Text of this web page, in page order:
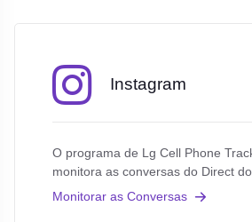
Instagram
O programa de Lg Cell Phone
monitora as conversas do Direct
Monitorar as Conversas